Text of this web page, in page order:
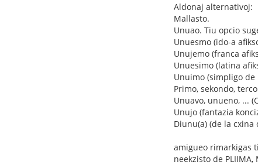
Aldonaj alternativoj:
Mallasto.
Unuao. Tiu opcio
Unuesmo (ido-a
Unujemo (franca
Unuesimo (latina
Unuimo (simpligo de
Primo, sekondo,
Unuavo, unueno, ...
Unujo (fantazia
Diunu(a) (de la cxina
amigueo rimarkigas
neekzisto de PLIIMA,